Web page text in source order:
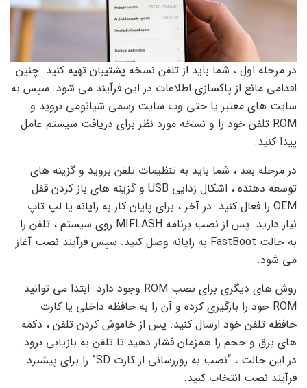
در مرحله اول ، شما باید از تلفن نسخه پشتیبان تهیه کنید. چنین
اقدامی مانع از پاکسازی اطلاعات در این فرآیند می شود. سپس به
سایت های معتبر یا حتی وب سایت رسمی شیائومی بروید و
ROM تلفن خود را و نسخه مورد نظر برای دریافت سیستم عامل
پیدا کنید.
در مرحله بعد ، شما باید به تنظیمات تلفن بروید و گزینه های
توسعه دهنده ، اشکال زدایی USB و گزینه های باز کردن قفل
OEM را فعال کنید. در آخر ، برای پایان کار به رایانه یا لپ تاپ
نیاز دارید. پس از نصب برنامه MIFLASH روی سیستم ، تلفن را
به حالت FastBoot به رایانه وصل کنید. سپس فرآیند نصب آغاز
می شود.
روش های دیگری برای نصب ROM وجود دارد. ابتدا می توانید
ROM خود را بارگیری کرده و آن را به حافظه داخلی یا کارت
حافظه تلفن خود ارسال کنید. پس از خاموش کردن تلفن ، دکمه
های برق و حجم را همزمان فشار دهید تا تلفن به بازیابی برود.
در این حالت ، “نصب به روزرسانی از کارت SD” را برای پیشبرد
فرآیند نصب انتخاب کنید.